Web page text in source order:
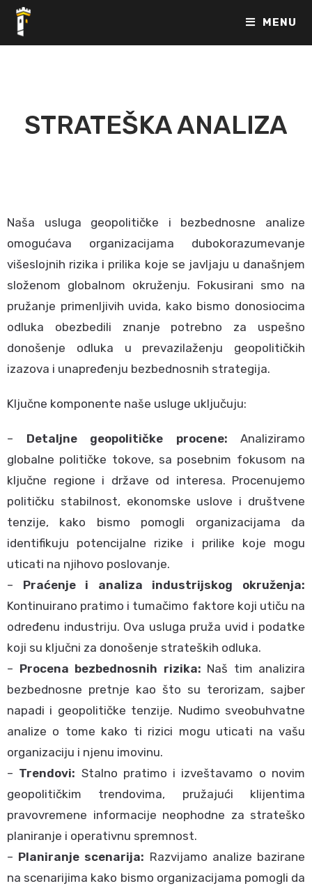
MENU
STRATEŠKA ANALIZA
Naša usluga geopolitičke i bezbednosne analize
omogućava organizacijama dubokorazumevanje
višeslojnih rizika i prilika koje se javljaju u današnjem
složenom globalnom okruženju. Fokusirani smo na
pružanje primenljivih uvida, kako bismo donosiocima
odluka obezbedili znanje potrebno za uspešno
donošenje odluka u prevazilaženju geopolitičkih
izazova i unapređenju bezbednosnih strategija.
Ključne komponente naše usluge uključuju:
– Detaljne geopolitičke procene: Analiziramo
globalne političke tokove, sa posebnim fokusom na
ključne regione i države od interesa. Procenujemo
političku stabilnost, ekonomske uslove i društvene
tenzije, kako bismo pomogli organizacijama da
identifikuju potencijalne rizike i prilike koje mogu
uticati na njihovo poslovanje.
– Praćenje i analiza industrijskog okruženja:
Kontinuirano pratimo i tumačimo faktore koji utiču na
određenu industriju. Ova usluga pruža uvid i podatke
koji su ključni za donošenje strateških odluka.
– Procena bezbednosnih rizika: Naš tim analizira
bezbednosne pretnje kao što su terorizam, sajber
napadi i geopolitičke tenzije. Nudimo sveobuhvatne
analize o tome kako ti rizici mogu uticati na vašu
organizaciju i njenu imovinu.
– Trendovi: Stalno pratimo i izveštavamo o novim
geopolitičkim trendovima, pružajući klijentima
pravovremene informacije neophodne za strateško
planiranje i operativnu spremnost.
– Planiranje scenarija: Razvijamo analize bazirane
na scenarijima kako bismo organizacijama pomogli da